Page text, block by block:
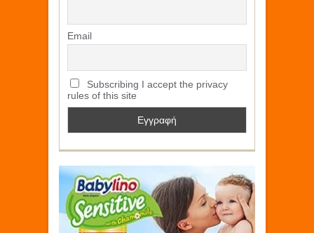
Email
Subscribing I accept the privacy
rules of this site